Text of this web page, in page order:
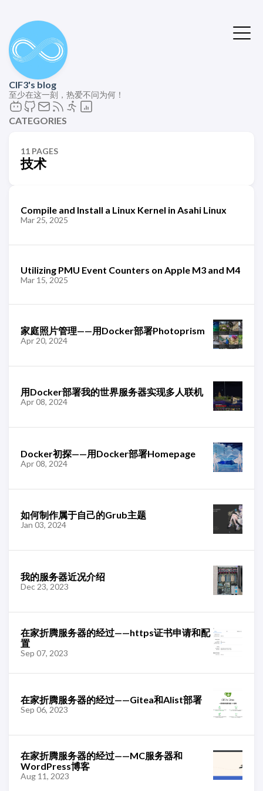
ClF3's blog
至少在这一刻，热爱不问为何！
CATEGORIES
11 PAGES
技术
Compile and Install a Linux Kernel in Asahi Linux
Mar 25, 2025
Utilizing PMU Event Counters on Apple M3 and M4
Mar 15, 2025
家庭照片管理——用Docker部署Photoprism
Apr 20, 2024
用Docker部署我的世界服务器实现多人联机
Apr 08, 2024
Docker初探——用Docker部署Homepage
Apr 08, 2024
如何制作属于自己的Grub主题
Jan 03, 2024
我的服务器近况介绍
Dec 23, 2023
在家折腾服务器的经过——https证书申请和配
置
Sep 07, 2023
在家折腾服务器的经过——Gitea和Alist部署
Sep 06, 2023
在家折腾服务器的经过——MC服务器和
WordPress博客
Aug 11, 2023